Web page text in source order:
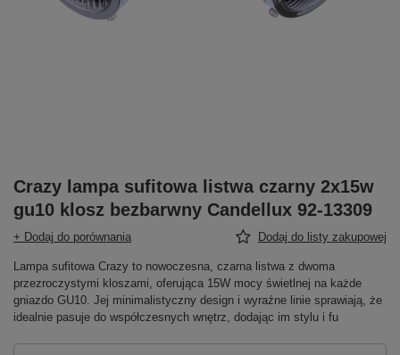
Crazy lampa sufitowa listwa czarny 2x15w
gu10 klosz bezbarwny Candellux 92-13309
+ Dodaj do porównania Dodaj do listy zakupowej
Lampa sufitowa Crazy to nowoczesna, czarna listwa z dwoma
przezroczystymi kloszami, oferująca 15W mocy świetlnej na każde
gniazdo GU10. Jej minimalistyczny design i wyraźne linie sprawiają, że
idealnie pasuje do współczesnych wnętrz, dodając im stylu i fu